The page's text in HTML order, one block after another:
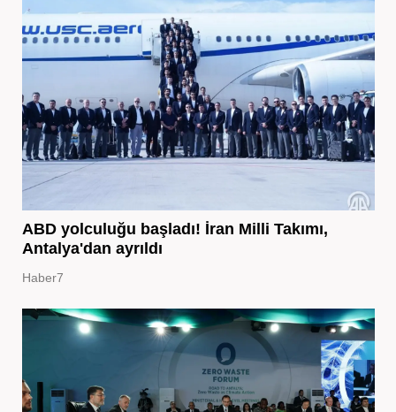
ABD yolculuğu başladı! İran Milli Takımı,
Antalya'dan ayrıldı
Haber7